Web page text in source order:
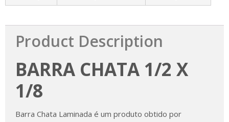
Product Description
BARRA CHATA 1/2 X
1/8
Barra Chata Laminada é um produto obtido por